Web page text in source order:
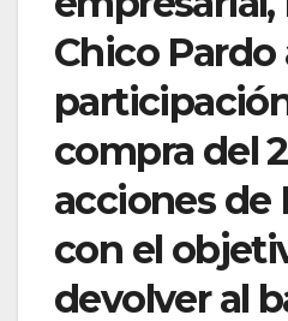
Chico
compra del
acciones de
con el
devolver al